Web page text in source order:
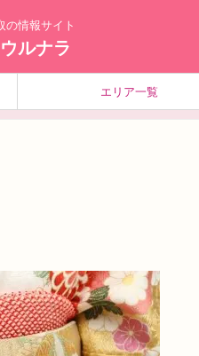
の情報サイト
ルナラ
エリア一覧